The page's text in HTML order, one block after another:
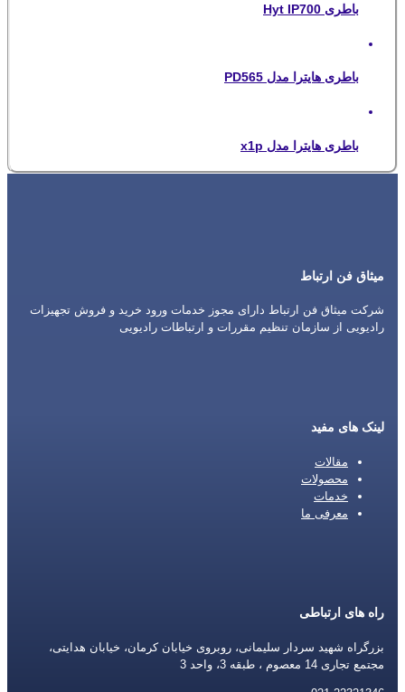
باطری Hyt IP700
باطری هایترا مدل PD565
باطری هایترا مدل x1p
میثاق فن ارتباط
شرکت میثاق فن ارتباط دارای مجوز خدمات ورود خرید و فروش تجهیزات
رادیویی از سازمان تنظیم مقررات و ارتباطات رادیویی
لینک های مفید
مقالات
محصولات
خدمات
معرفی ما
راه های ارتباطی
بزرگراه شهید سردار سلیمانی، روبروی خیابان کرمان، خیابان هدایتی،
مجتمع تجاری 14 معصوم ، طبقه 3، واحد 3